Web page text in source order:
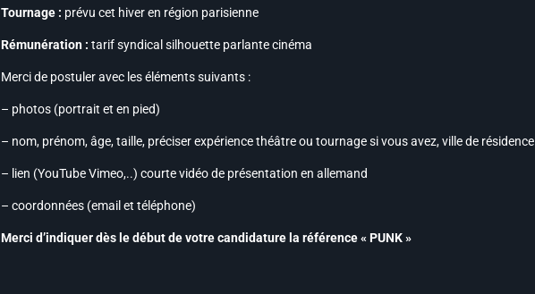
Tournage : prévu cet hiver en région parisienne
Rémunération : tarif syndical silhouette parlante cinéma
Merci de postuler avec les éléments suivants :
– photos (portrait et en pied)
– nom, prénom, âge, taille, préciser expérience théâtre ou tournage si vous avez, ville de résidence
– lien (YouTube Vimeo,..) courte vidéo de présentation en allemand
– coordonnées (email et téléphone)
Merci d’indiquer dès le début de votre candidature la référence « PUNK »